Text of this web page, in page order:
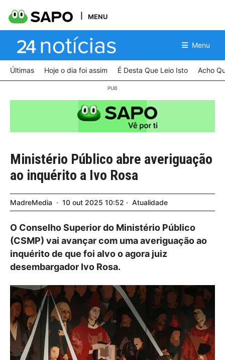
MENU
Menu
Últimas Hoje o dia foi assim É Desta Que Leio Isto Acho
Ministério Público abre averiguação
ao inquérito a Ivo Rosa
MadreMedia 10 out 2025 10:52 Atualidade
O Conselho Superior do Ministério Público
(CSMP) vai avançar com uma averiguação ao
inquérito de que foi alvo o agora juiz
desembargador Ivo Rosa.